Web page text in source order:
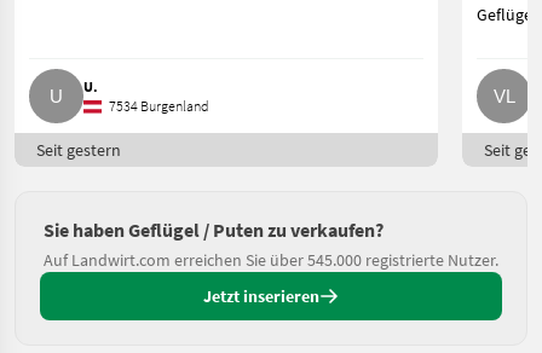
U.
7534 Burgenland
Seit gestern Seit
Sie haben Geflügel / Puten zu verkaufen?
Auf Landwirt.com erreichen Sie über 545.000 registrierte Nutzer.
Jetzt inserieren